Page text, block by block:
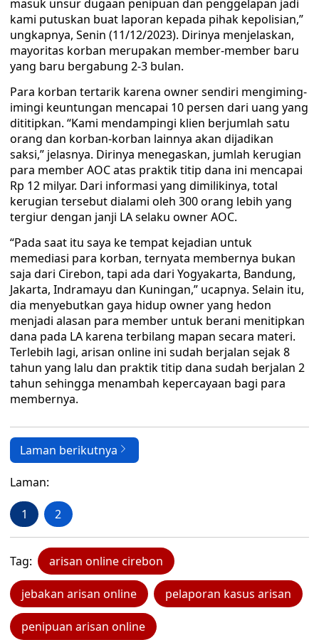
masuk unsur dugaan penipuan dan penggelapan jadi
kami putuskan buat laporan kepada pihak kepolisian,”
ungkapnya, Senin (11/12/2023). Dirinya menjelaskan,
mayoritas korban merupakan member-member baru
yang baru bergabung 2-3 bulan.
Para korban tertarik karena owner sendiri mengiming-
imingi keuntungan mencapai 10 persen dari uang yang
dititipkan. “Kami mendampingi klien berjumlah satu
orang dan korban-korban lainnya akan dijadikan
saksi,” jelasnya. Dirinya menegaskan, jumlah kerugian
para member AOC atas praktik titip dana ini mencapai
Rp 12 milyar. Dari informasi yang dimilikinya, total
kerugian tersebut dialami oleh 300 orang lebih yang
tergiur dengan janji LA selaku owner AOC.
“Pada saat itu saya ke tempat kejadian untuk
memediasi para korban, ternyata membernya bukan
saja dari Cirebon, tapi ada dari Yogyakarta, Bandung,
Jakarta, Indramayu dan Kuningan,” ucapnya. Selain itu,
dia menyebutkan gaya hidup owner yang hedon
menjadi alasan para member untuk berani menitipkan
dana pada LA karena terbilang mapan secara materi.
Terlebih lagi, arisan online ini sudah berjalan sejak 8
tahun yang lalu dan praktik titip dana sudah berjalan 2
tahun sehingga menambah kepercayaan bagi para
membernya.
Laman berikutnya
Laman:
1 2
Tag: arisan online cirebon
jebakan arisan online pelaporan kasus arisan
penipuan arisan online